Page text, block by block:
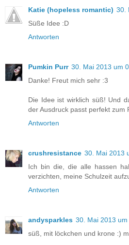
Katie (hopeless romantic) 30.
Süße Idee :D
Antworten
Pumkin Purr 30. Mai 2013 um
Danke! Freut mich sehr :3
Die Idee ist wirklich süß! Und
der Ausdruck passt perfekt zum
Antworten
crushresistance 30. Mai 2013
Ich bin die, die alle hassen
verzichten, meine Schulzeit
Antworten
andysparkles 30. Mai 2013 um
süß, mit löckchen und krone :)